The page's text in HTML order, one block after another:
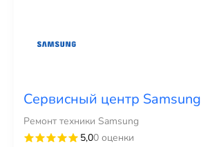
Сервисный центр Samsung
Ремонт техники Samsung
5,00 оценки